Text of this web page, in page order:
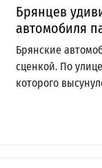
Брянцев
автомобиля
Брянские
сценкой. По
которого